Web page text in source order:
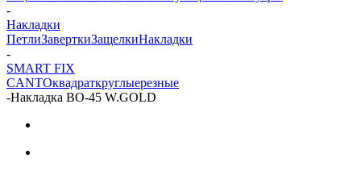
-
Накладки
ПетлиЗаверткиЗащелкиНакладки
-
SMART FIX
CANTOквадраткруглыерезные
-Накладка BO-45 W.GOLD